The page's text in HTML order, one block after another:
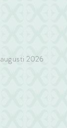
augusti 2026